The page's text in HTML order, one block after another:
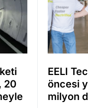
20
EELI
öncesi
milyon